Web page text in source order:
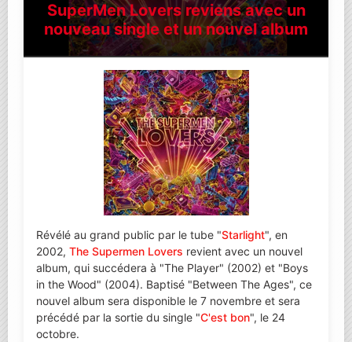
SuperMen Lovers reviens avec un
nouveau single et un nouvel album
Révélé au grand public par le tube "Starlight", en
2002, The Supermen Lovers revient avec un nouvel
album, qui succédera à "The Player" (2002) et "Boys
in the Wood" (2004). Baptisé "Between The Ages", ce
nouvel album sera disponible le 7 novembre et sera
précédé par la sortie du single "C'est bon", le 24
octobre.